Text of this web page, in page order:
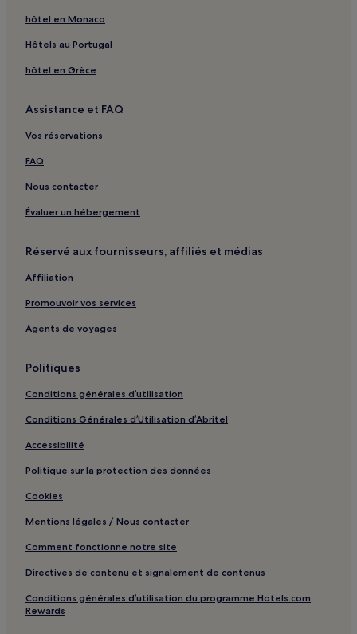
hôtel en Monaco
Hôtels au Portugal
hôtel en Grèce
Assistance et FAQ
Vos réservations
FAQ
Nous contacter
Évaluer un hébergement
Réservé aux fournisseurs, affiliés et médias
Affiliation
Promouvoir vos services
Agents de voyages
Politiques
Conditions générales d’utilisation
Conditions Générales d’Utilisation d’Abritel
Accessibilité
Politique sur la protection des données
Cookies
Mentions légales / Nous contacter
Comment fonctionne notre site
Directives de contenu et signalement de contenus
Conditions générales d’utilisation du programme Hotels.com
Rewards